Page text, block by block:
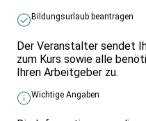
Bildungsurlaub beantragen
Der Veranstalter sendet
zum Kurs sowie alle
Ihren Arbeitgeber zu.
Wichtige Angaben